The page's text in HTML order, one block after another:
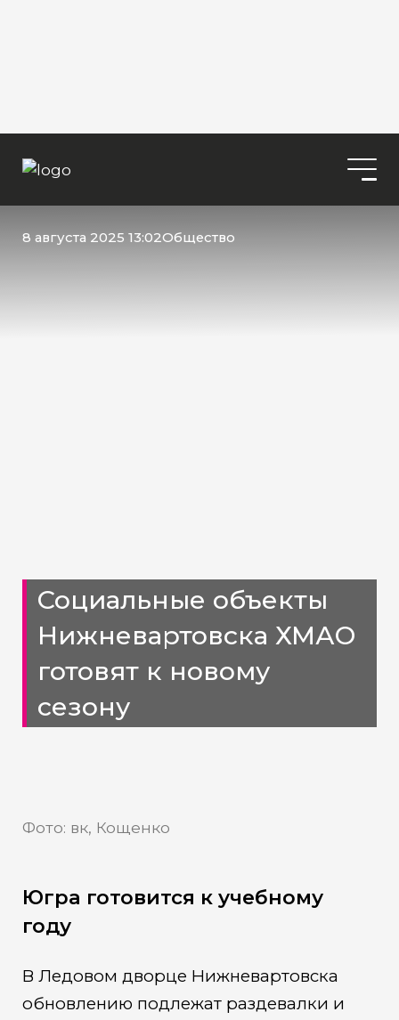
8 августа 2025 13:02Общество
Социальные объекты
Нижневартовска ХМАО
готовят к новому
сезону
Фото: вк, Кощенко
Югра готовится к учебному
году
В Ледовом дворце Нижневартовска
обновлению подлежат раздевалки и